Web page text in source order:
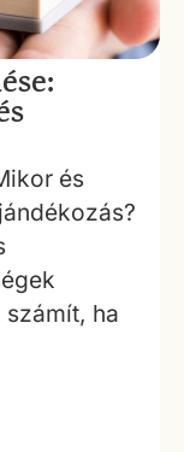
és
ha